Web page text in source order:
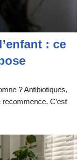
: ce
? Antibiotiques,
C’est